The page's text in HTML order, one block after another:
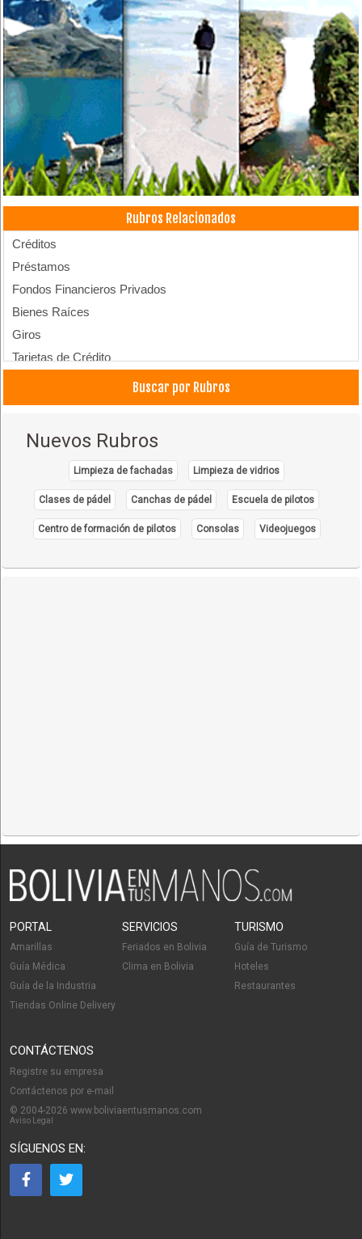
Rubros Relacionados
Créditos
Préstamos
Fondos Financieros Privados
Bienes Raíces
Giros
Tarjetas de Crédito
Transferencia de Dinero
Leasing
Buscar por Rubros
Nuevos Rubros
Limpieza de fachadas Limpieza de vidrios
Clases de pádel Canchas de pádel Escuela de pilotos
Centro de formación de pilotos Consolas Videojuegos
PORTAL
Amarillas
Guía Médica
Guía de la Industria
Tiendas Online Delivery
SERVICIOS
Feriados en Bolivia
Clima en Bolivia
TURISMO
Guía de Turismo
Hoteles
Restaurantes
CONTÁCTENOS
Registre su empresa
Contáctenos por e-mail
© 2004-2026 www.boliviaentusmanos.com
Aviso Legal
SÍGUENOS EN: